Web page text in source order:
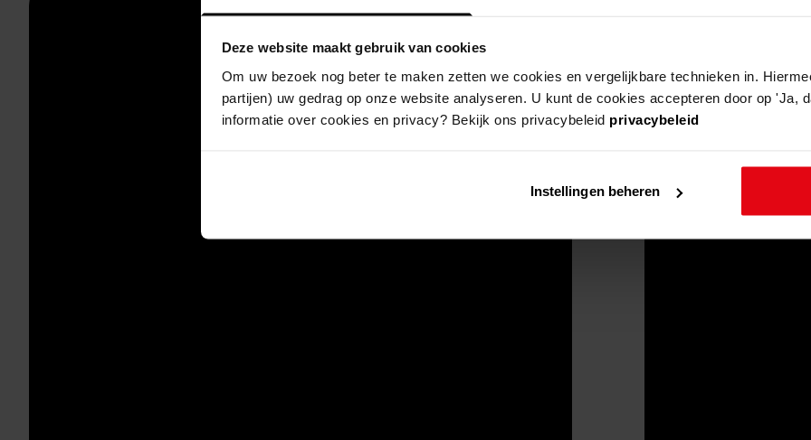
Deze website maakt gebruik van cookies
Om uw bezoek nog beter te maken zetten we cookies en vergelijkbare technieken in.
partijen) uw gedrag op onze website analyseren. U kunt de cookies accepteren door op 'Ja,
informatie over cookies en privacy? Bekijk ons privacybeleid privacybeleid
Instellingen beheren